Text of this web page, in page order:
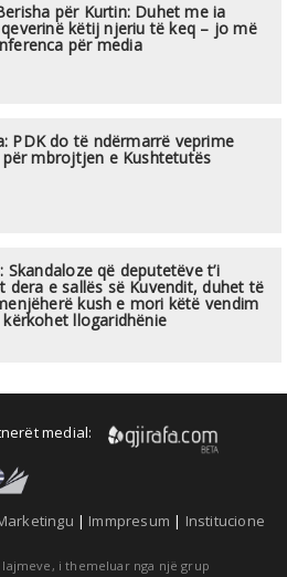
për Kurtin: Duhet me ia
këtij njeriu të keq – jo më
për media
PDK do të ndërmarrë veprime
mbrojtjen e Kushtetutës
Skandaloze që deputetëve t’i
dera e sallës së Kuvendit, duhet të
kush e mori këtë vendim
llogaridhënie
medial:
| Immpresum | Institucione
i themeluar nga një grup